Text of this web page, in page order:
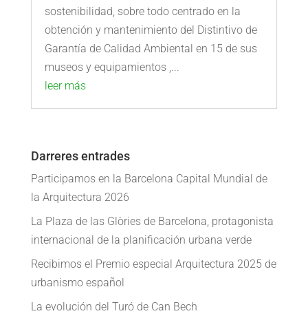
sostenibilidad, sobre todo centrado en la
obtención y mantenimiento del Distintivo de
Garantía de Calidad Ambiental en 15 de sus
museos y equipamientos ,...
leer más
Darreres entrades
Participamos en la Barcelona Capital Mundial de
la Arquitectura 2026
La Plaza de las Glòries de Barcelona, ​​protagonista
internacional de la planificación urbana verde
Recibimos el Premio especial Arquitectura 2025 de
urbanismo español
La evolución del Turó de Can Bech